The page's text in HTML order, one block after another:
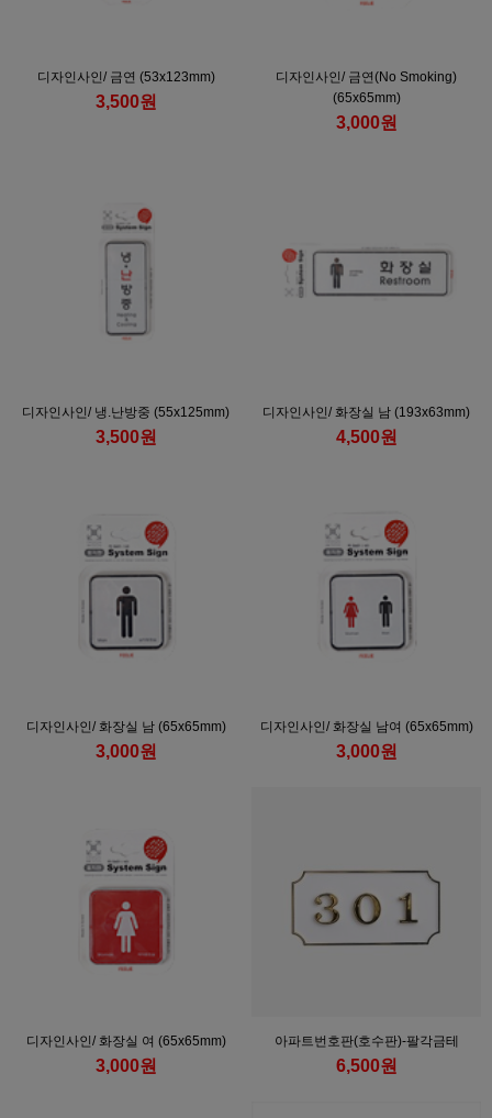
디자인사인/ 금연 (53x123mm)
3,500원
디자인사인/ 금연(No Smoking)
(65x65mm)
3,000원
디자인사인/ 냉.난방중 (55x125mm)
3,500원
디자인사인/ 화장실 남 (193x63mm)
4,500원
디자인사인/ 화장실 남 (65x65mm)
3,000원
디자인사인/ 화장실 남여 (65x65mm)
3,000원
디자인사인/ 화장실 여 (65x65mm)
3,000원
아파트번호판(호수판)-팔각금테
6,500원